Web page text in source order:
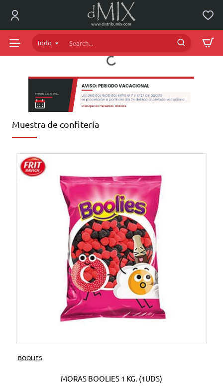
dMIX
Online
Todo
Search...
Muestra de confitería
BOOLIES
MORAS BOOLIES 1 KG. (1UDS)